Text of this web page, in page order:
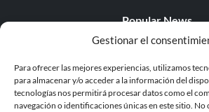
Gestionar el
Para ofrecer las mejores experiencias, utilizamos
para almacenar y/o acceder a la información del
tecnologías nos permitirá procesar datos como el
navegación o identificaciones únicas en este sitio.
Popular News
Popular Editorials
Popular Free Games
LATEST UPDATES